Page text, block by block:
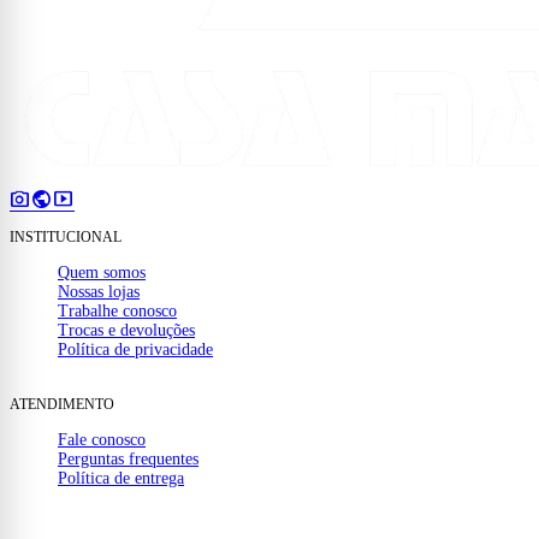
photo_camerapublicsmart_display
INSTITUCIONAL
Quem somos
Nossas lojas
Trabalhe conosco
Trocas e devoluções
Política de privacidade
ATENDIMENTO
Fale conosco
Perguntas frequentes
Política de entrega